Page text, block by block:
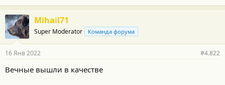
Mihail71
Super Moderator Команда форума
16 Янв 2022 #4.822
Вечные вышли в качестве